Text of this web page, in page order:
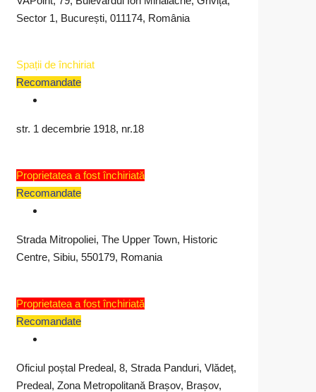
–
în
11
luni ago
comercial
7A,
100
mp
Sector 1, București, 011174, România
Spații de închiriat
Recomandate
str. 1 decembrie 1918, nr.18
Proprietatea a fost închiriată
Recomandate
Strada Mitropoliei, The Upper Town, Historic
Centre, Sibiu, 550179, Romania
Proprietatea a fost închiriată
Recomandate
Oficiul poștal Predeal, 8, Strada Panduri, Vlădeț,
Predeal, Zona Metropolitană Brașov, Brașov,